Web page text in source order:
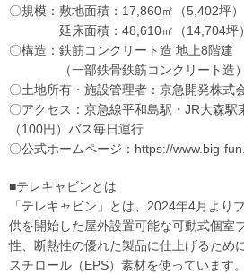
〇規模：敷地面積：17,860㎡（5,402坪）
延床面積：48,610㎡（14,704坪）
〇構造：鉄筋コンクリート造 地上8階建
（一部鉄骨鉄筋コンクリート造）
〇土地所有・施設管理者：京急開発株式
〇アクセス：京急線平和島駅・JR大森駅
（100円）バス毎日運行
〇公式ホームページ：https://www.big-
■テレキャビンとは
「テレキャビン」とは、2024年4月より
供を開始した屋外設置可能な可動式個室
性、断熱性の優れた製品に仕上げるため
スチロール（EPS）素材を使っています